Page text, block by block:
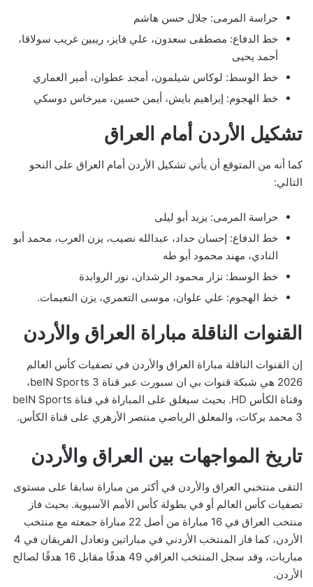
حراسة المرمى: جلال حسن هاشم
خط الدفاع: مصطفى سعدون، علي فايز، ريبين غريب سولاقا،
أحمد يحيى
خط الوسط: لوكاس شيلمون، أمجد عطوان، أمير العماري
خط الهجوم: إبراهيم بايش، أيمن حسين، ميرخاس دوسكي
تشكيل الأردن أمام العراق
كما أنه من المتوقع أن يأتي تشكيل الأردن أمام العراق على النحو
التالي:
حراسة المرمى: يزيد أبو ليلى
خط الدفاع: إحسان حداد، عبدالله نصيب، يزن العرب، محمد أبو
النادي، مهند محمود أبو طه
خط الوسط: نزار محمود الرشدان، نور الروابدة
خط الهجوم: علي علوان، موسى التعمري، يزن النعيمات.
القنوات الناقلة مباراة العراق والأردن
إن القنوات الناقلة مباراة العراق والأردن في تصفيات كأس العالم
2026 هي شبكة قنوات بي ان سبورت عبر قناة beIN Sports 3،
وقناة الكأس HD. بحيث سيغلق على المباراة في قناة beIN Sports
3 محمد بركات، والمعلق الرياضي منتصر الأزهري على قناة الكأس.
تاريخ المواجهات بين العراق والأردن
التقى منتخبي العراق والأردن في أكثر من مباراة سابقا على مستوى
تصفيات كأس العالم أو في بطولة كأس الأمم الآسيوية. بحيث فاز
منتخب العراق في 16 مباراة من أصل 22 مباراة جمعته مع منتخب
الأردن، كما فاز المنتخب الأردني في مباراتين وتعادل الفريقان في 4
مباريات، وقد سجل المنتخب العراقي 49 هدفًا مقابل 16 هدفًا لصالح
الأردن.